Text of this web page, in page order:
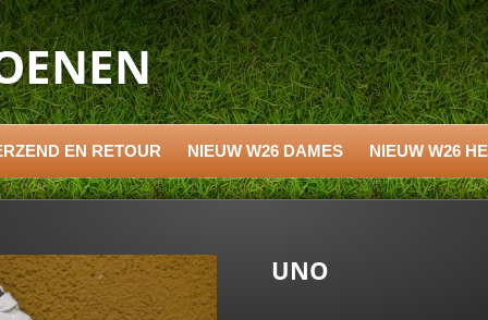
EN RETOUR NIEUW W26 DAMES NIEUW W26
UNO